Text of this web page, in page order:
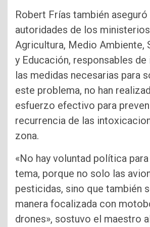
Robert Frías también aseguró
autoridades de los
Agricultura, Medio Ambiente,
y Educación, responsables
las medidas necesarias para
este problema, no han
esfuerzo efectivo para
recurrencia de las
zona.
«No hay voluntad política
tema, porque no solo las
pesticidas, sino que también
manera focalizada con
drones», sostuvo el maestro